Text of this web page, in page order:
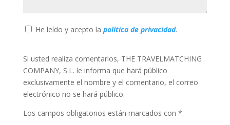
He leído y acepto la política de privacidad.
Si usted realiza comentarios, THE TRAVELMATCHING
COMPANY, S.L. le informa que hará público
exclusivamente el nombre y el comentario, el correo
electrónico no se hará público.
Los campos obligatorios están marcados con *.